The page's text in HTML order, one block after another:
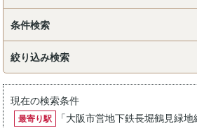
条件検索
絞り込み検索
現在の検索条件
最寄り駅
「大阪市営地下鉄長堀鶴見緑地